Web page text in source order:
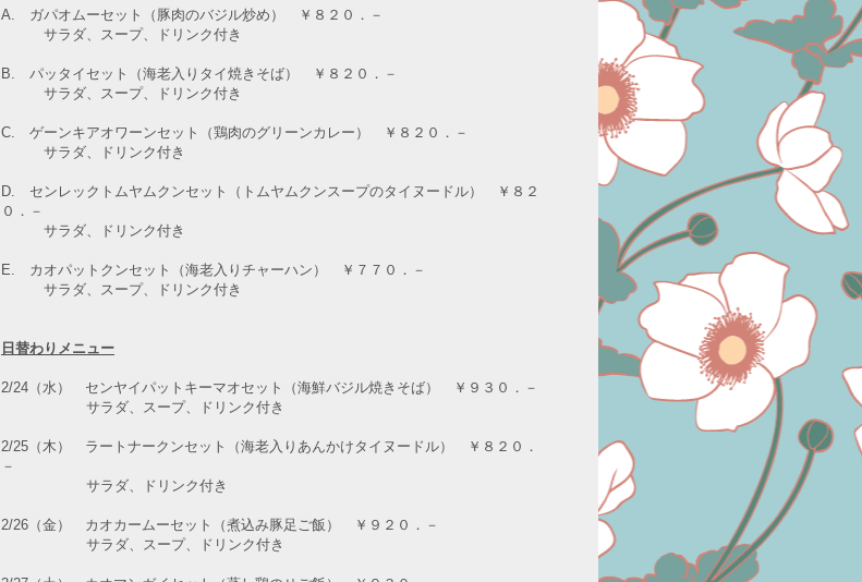
A. ガパオムーセット（豚肉のバジル炒め） ￥８２０．－
サラダ、スープ、ドリンク付き
B. パッタイセット（海老入りタイ焼きそば） ￥８２０．－
サラダ、スープ、ドリンク付き
C. ゲーンキアオワーンセット（鶏肉のグリーンカレー） ￥８２０．－
サラダ、ドリンク付き
D. センレックトムヤムクンセット（トムヤムクンスープのタイヌードル） ￥８２
０．－
サラダ、ドリンク付き
E. カオパットクンセット（海老入りチャーハン） ￥７７０．－
サラダ、スープ、ドリンク付き
日替わりメニュー
2/24（水） センヤイパットキーマオセット（海鮮バジル焼きそば） ￥９３０．－
サラダ、スープ、ドリンク付き
2/25（木） ラートナークンセット（海老入りあんかけタイヌードル） ￥８２０．
－
サラダ、ドリンク付き
2/26（金） カオカームーセット（煮込み豚足ご飯） ￥９２０．－
サラダ、スープ、ドリンク付き